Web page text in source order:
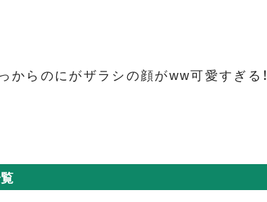
からのにがザラシの顔がww可愛すぎる！